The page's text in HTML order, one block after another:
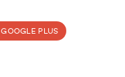
GOOGLE PLUS